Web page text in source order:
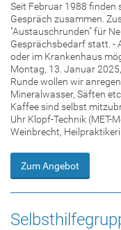
Seit Februar 1988 finden
Gespräch zusammen.
"Austauschrunden" für
Gesprächsbedarf statt. -
oder im Krankenhaus
Montag, 13. Januar
Runde wollen wir
Mineralwasser, Säften
Kaffee sind selbst
Uhr Klopf-Technik (MET-
Weinbrecht,
Zum Angebot